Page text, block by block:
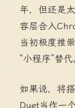
年，但还是
容层合入
当初极度推
“小程序”替代
如果说，将
Duet当作一